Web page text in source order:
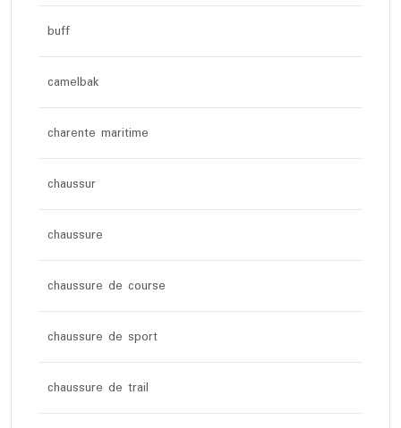
buff
camelbak
charente maritime
chaussur
chaussure
chaussure de course
chaussure de sport
chaussure de trail